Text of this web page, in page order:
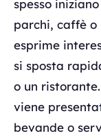
spesso
parchi, caffè o
esprime
si sposta
o un
viene
bevande o